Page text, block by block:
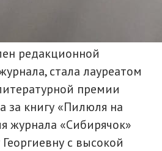
редакционной
стала лауреатом
премии
за книгу «Пилюля на
журнала «Сибирячок»
с высокой